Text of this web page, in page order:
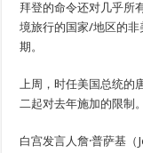
拜登的命令还对几乎所
境旅行的国家/地区的非
期。
上周，时任美国总统的
二起对去年施加的限制。
白宫发言人詹·普萨基（